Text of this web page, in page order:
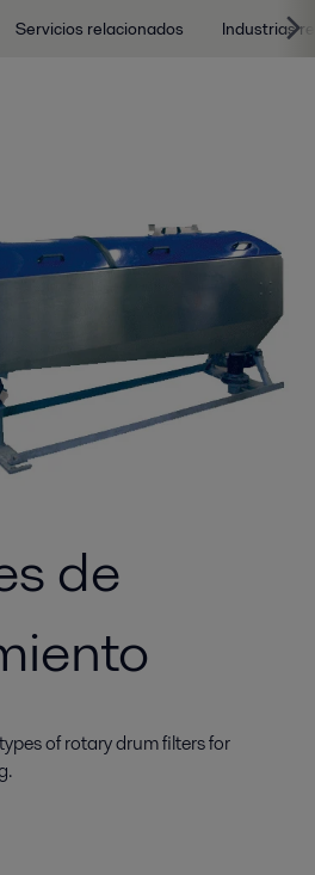
Servicios relacionados Industrias
de
of rotary drum filters for